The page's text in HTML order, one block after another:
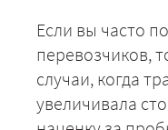
Если вы часто
перевозчиков,
случаи, когда
увеличивала